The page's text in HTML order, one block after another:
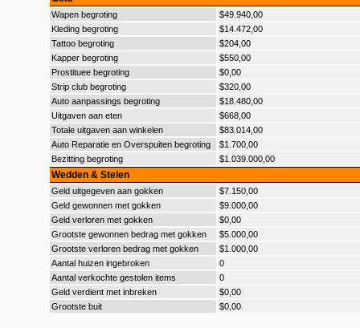
Wapen begroting
$49.940,00
Kleding begroting
$14.472,00
Tattoo begroting
$204,00
Kapper begroting
$550,00
Prostituee begroting
$0,00
Strip club begroting
$320,00
Auto aanpassings begroting
$18.480,00
Uitgaven aan eten
$668,00
Totale uitgaven aan winkelen
$83.014,00
Auto Reparatie en Overspuiten begroting
$1.700,00
Bezitting begroting
$1.039.000,00
Wedden & Stelen
Geld uitgegeven aan gokken
$7.150,00
Geld gewonnen met gokken
$9.000,00
Geld verloren met gokken
$0,00
Grootste gewonnen bedrag met gokken
$5.000,00
Grootste verloren bedrag met gokken
$1.000,00
Aantal huizen ingebroken
0
Aantal verkochte gestolen items
0
Geld verdient met inbreken
$0,00
Grootste buit
$0,00